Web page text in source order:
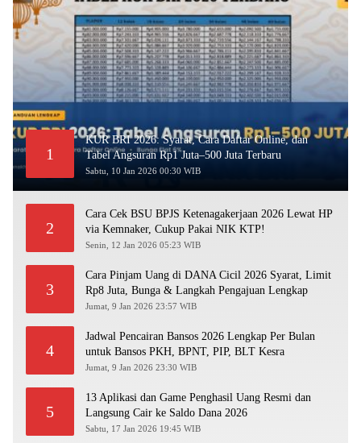
1
KUR BRI 2026: Syarat, Cara Daftar Online, dan
Tabel Angsuran Rp1 Juta–500 Juta Terbaru
Sabtu, 10 Jan 2026 00:30 WIB
2
Cara Cek BSU BPJS Ketenagakerjaan 2026 Lewat HP
via Kemnaker, Cukup Pakai NIK KTP!
Senin, 12 Jan 2026 05:23 WIB
3
Cara Pinjam Uang di DANA Cicil 2026 Syarat, Limit
Rp8 Juta, Bunga & Langkah Pengajuan Lengkap
Jumat, 9 Jan 2026 23:57 WIB
4
Jadwal Pencairan Bansos 2026 Lengkap Per Bulan
untuk Bansos PKH, BPNT, PIP, BLT Kesra
Jumat, 9 Jan 2026 23:30 WIB
5
13 Aplikasi dan Game Penghasil Uang Resmi dan
Langsung Cair ke Saldo Dana 2026
Sabtu, 17 Jan 2026 19:45 WIB